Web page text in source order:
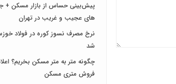
پیش‌بینی حساس از بازار مسکن +
های عجیب و غریب در تهران
نرخ مصرف نسوز کوره در فولاد
شد
چگونه متر به متر مسکن بخریم؟
فروش متری مسکن